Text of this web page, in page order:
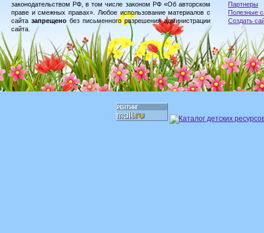
законодательством РФ, в том числе законом РФ «Об авторском
праве и смежных правах». Любое использование материалов с
сайта запрещено без письменного разрешения администрации
сайта.
Партнеры
Полезные
Создать